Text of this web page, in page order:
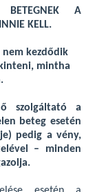
A
KELL.
nem kezdődik
mintha
szolgáltató a
beteg esetén
pedig a vény,
– minden